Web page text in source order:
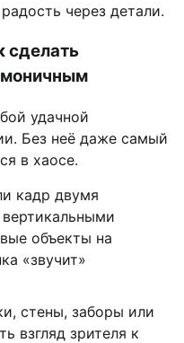
через детали.
сделать
удачной
Без неё даже самый
в хаосе.
кадр двумя
объекты на
«звучит»
стены, заборы или
взгляд зрителя к